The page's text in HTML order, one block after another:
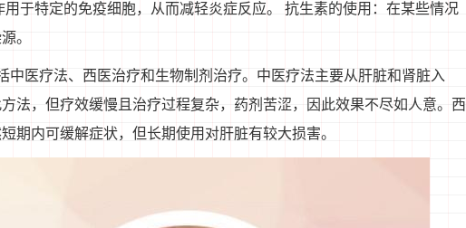
于特定的免疫细胞，从而减轻炎症反应。 抗生素的使用：在某些情况
。
中医疗法、西医治疗和生物制剂治疗。中医疗法主要从肝脏和肾脏入
法，但疗效缓慢且治疗过程复杂，药剂苦涩，因此效果不尽如人意。西
期内可缓解症状，但长期使用对肝脏有较大损害。